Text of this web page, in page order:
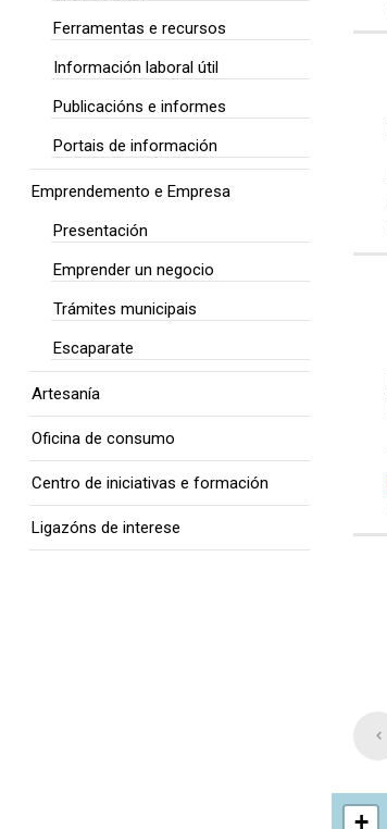
+
Ferramentas e recursos
Información laboral útil
Publicacións e informes
Portais de información
Emprendemento e Empresa
Presentación
Emprender un negocio
Trámites municipais
Escaparate
Artesanía
Oficina de consumo
Centro de iniciativas e formación
Ligazóns de interese